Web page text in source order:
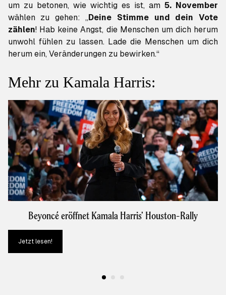
um zu betonen, wie wichtig es ist, am 5. November
wählen zu gehen: „Deine Stimme und dein Vote
zählen! Hab keine Angst, die Menschen um dich herum
unwohl fühlen zu lassen. Lade die Menschen um dich
herum ein, Veränderungen zu bewirken.“
Mehr zu Kamala Harris:
Beyoncé eröffnet Kamala Harris’ Houston-Rally
Jetzt lesen!